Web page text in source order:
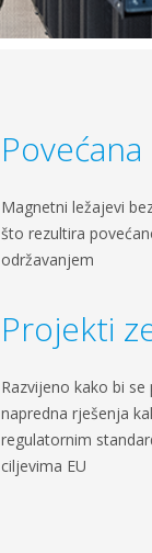
Magnetni ležajevi
što rezultira
održavanjem
Projekti
Razvijeno kako bi
napredna rješenja
regulatornim
ciljevima EU